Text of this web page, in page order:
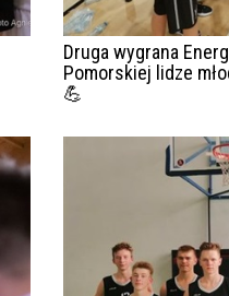
Druga wygrana
Pomorskiej lidze
💪